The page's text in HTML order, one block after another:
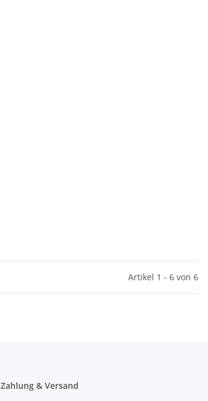
Artikel 1 - 6 von 6
Zahlung & Versand